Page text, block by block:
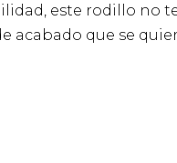
este rodillo no
acabado que se